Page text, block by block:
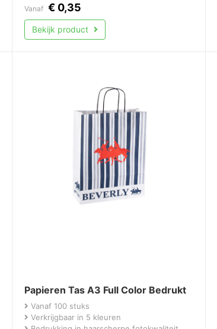
Vanaf € 0,35
Bekijk product
Papieren Tas A3 Full Color Bedrukt
Vanaf 100 stuks
Verkrijgbaar in 5 kleuren